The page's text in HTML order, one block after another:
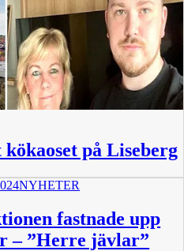
på Liseberg
NYHETER
fastnade upp
– ”Herre jävlar”